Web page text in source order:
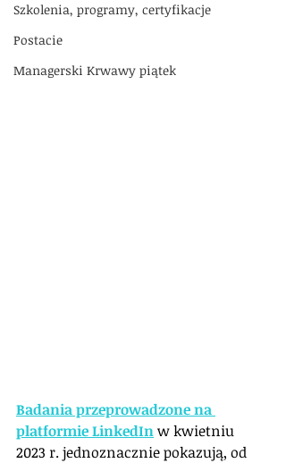
Szkolenia, programy, certyfikacje
Postacie
Managerski Krwawy piątek
Badania przeprowadzone na
platformie LinkedInw kwietniu
2023 r. jednoznacznie pokazują, od